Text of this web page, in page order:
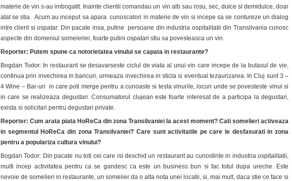
materie de vin s-au imbogatit. Inainte clientii comandau un vin alb sau rosu, sec, dulce si demidulce, doar
atat se stia. Acum au inceput sa apara cunoscatori in materie de vin si incepe sa se contureze un dialog
intre client si ospatar. Din pacate insa, putine persoane din industria ospitalitatii din Transilvania cunosc
aspecte din domeniul someleriei, foarte putini ospatari stiu sa povesteasca un vin.
Reporter: Putem spune ca notorietatea vinului se capata in restaurante?
Bogdan Todor: In restaurant se desavarseste ciclul de viata al unui vin care incepe de la butasul de vie,
continua prin invechirea in baricuri, urmeaza invechirea in sticla si eventual tezaurizarea. In Cluj sunt 3 –
4 Wine – Bar-uri in care poti merge pentru a cunoaste si testa vinurile, locuri unde se povesteste vinul si
in care se realizeaza degustari. Consumatorul clujean este foarte interesat de a participa la degustari,
exista si solicitari pentru degustari private.
Reporter: Cum arata piata HoReCa din zona Transilvaniei la acest moment? Cati somelieri activeaza
in segmentul HoReCa din zona Transilvaniei? Care sunt activitatile pe care le desfasurati in zona
pentru a populariza cultura vinului?
Bogdan Todor: Din pacate nu toti cei care isi deschid un restaurant au cunostinte in industria ospitalitatii,
multi incep activitatea pentru ca se gandesc ca este un business bun si fac totul dupa ureche. Este
nevoie de somelieri in restaurante, un somelier da o alta nota unei locatii, si, mai mult, daca stie ce face si